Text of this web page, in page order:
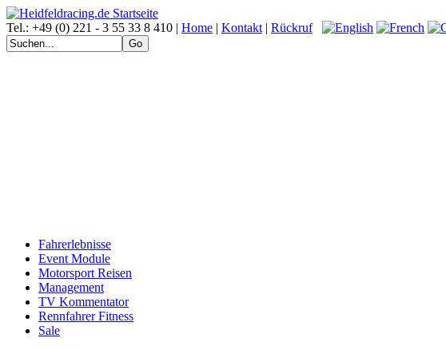
Tel.: +49 (0) 221 - 3 55 33 8 410 | Home | Kontakt | Rückruf
Fahrerlebnisse
Event Module
Motorsport Reisen
Management
TV Kommentator
Rennfahrer Fitness
Sale